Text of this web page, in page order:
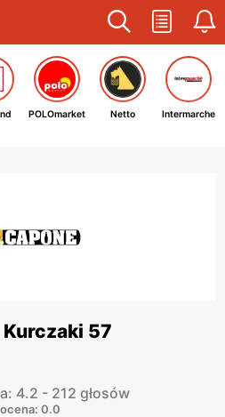
POLOmarket Netto Intermarche
57
4.2 - 212 głosów
0.0